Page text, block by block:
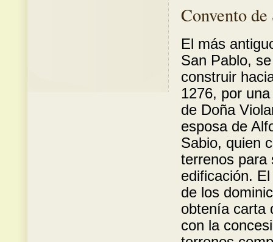
Convento de
El más
San Pablo,
construir
1276, por
de Doña
esposa de
Sabio, quien
terrenos para
edificación.
de los
obtenía carta
con la